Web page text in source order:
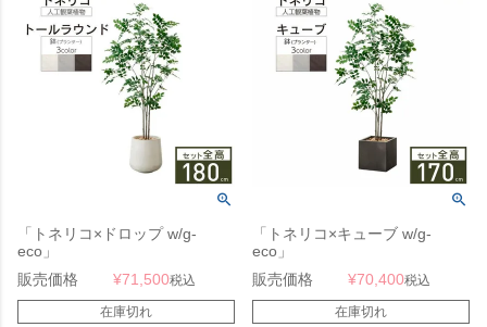
「トネリコ×ドロップ w/g-
eco」
販売価格
¥71,500税込
在庫切れ
「トネリコ×キューブ w/g-
eco」
販売価格
¥70,400税込
在庫切れ